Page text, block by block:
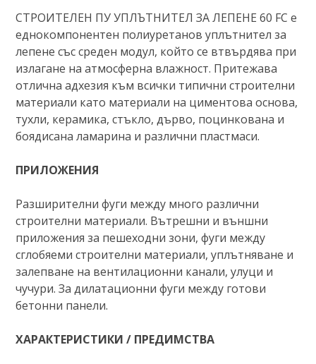
СТРОИТЕЛЕН ПУ УПЛЪТНИТЕЛ ЗА ЛЕПЕНЕ 60 FC е
еднокомпонентен полиуретанов уплътнител за
лепене със среден модул, който се втвърдява при
излагане на атмосферна влажност. Притежава
отлична адхезия към всички типични строителни
материали като материали на циментова основа,
тухли, керамика, стъкло, дърво, поцинкована и
боядисана ламарина и различни пластмаси.
ПРИЛОЖЕНИЯ
Разширителни фуги между много различни
строителни материали. Вътрешни и външни
приложения за пешеходни зони, фуги между
сглобяеми строителни материали, уплътняване и
залепване на вентилационни канали, улуци и
чучури. За дилатационни фуги между готови
бетонни панели.
ХАРАКТЕРИСТИКИ / ПРЕДИМСТВА